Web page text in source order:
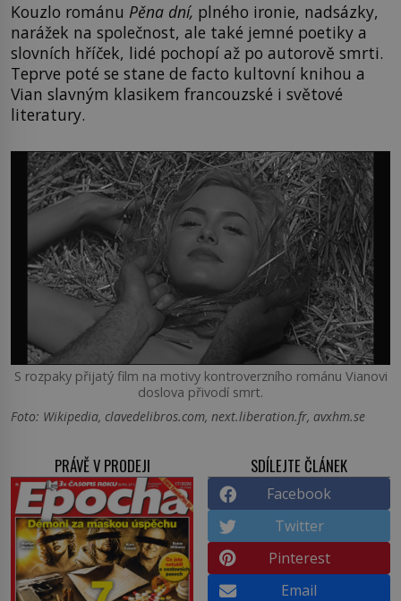
Kouzlo románu Pěna dní, plného ironie, nadsázky,
narážek na společnost, ale také jemné poetiky a
slovních hříček, lidé pochopí až po autorově smrti.
Teprve poté se stane de facto kultovní knihou a
Vian slavným klasikem francouzské i světové
literatury.
S rozpaky přijatý film na motivy kontroverzního románu Vianovi
doslova přivodí smrt.
Foto: Wikipedia, clavedelibros.com, next.liberation.fr, avxhm.se
PRÁVĚ V PRODEJI SDÍLEJTE ČLÁNEK
Facebook
Twitter
Pinterest
Email